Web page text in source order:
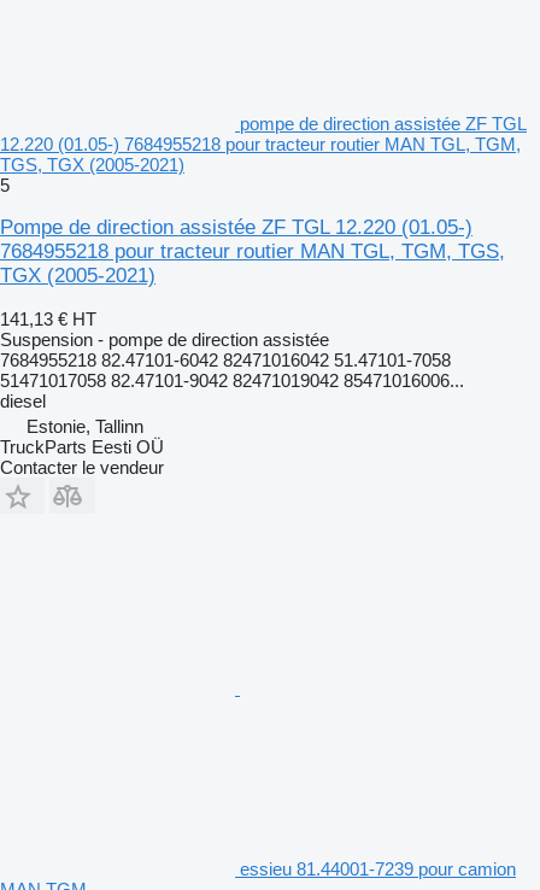
pompe de direction assistée ZF TGL
12.220 (01.05-) 7684955218 pour tracteur routier MAN TGL, TGM,
TGS, TGX (2005-2021)
5
Pompe de direction assistée ZF TGL 12.220 (01.05-)
7684955218 pour tracteur routier MAN TGL, TGM, TGS,
TGX (2005-2021)
141,13 € HT
Suspension - pompe de direction assistée
7684955218 82.47101-6042 82471016042 51.47101-7058
51471017058 82.47101-9042 82471019042 85471016006...
diesel
Estonie, Tallinn
TruckParts Eesti OÜ
Contacter le vendeur
essieu 81.44001-7239 pour camion